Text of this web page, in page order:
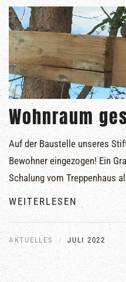
Wohnraum
Auf der Baustelle unseres
Bewohner eingezogen! Ein
Schalung vom Treppenhaus
WEITERLESEN
AKTUELLES JULI 2022